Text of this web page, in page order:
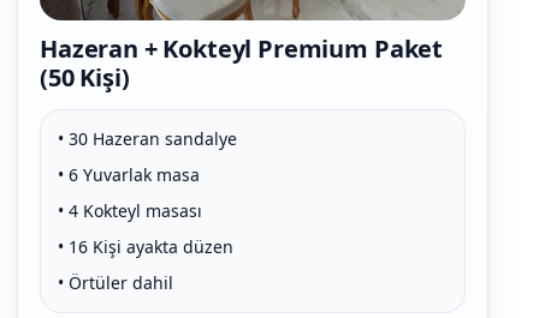
Hazeran + Kokteyl Premium Paket
(50 Kişi)
• 30 Hazeran sandalye
• 6 Yuvarlak masa
• 4 Kokteyl masası
• 16 Kişi ayakta düzen
• Örtüler dahil